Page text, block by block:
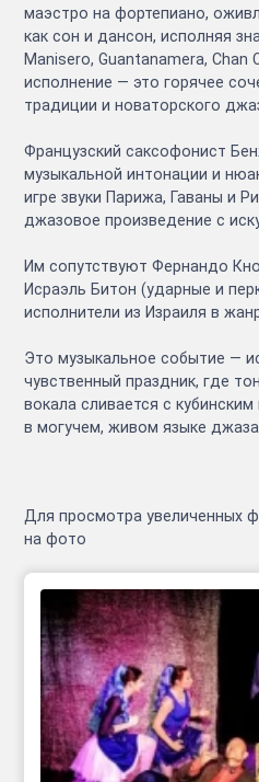
маэстро на фортепиано,
как сон и дансон, исполняя
Manisero, Guantanamera, Chan
исполнение — это горячее
традиции и новаторского
Французский саксофонист
музыкальной интонации и
игре звуки Парижа, Гаваны и
джазовое произведение с
Им сопутствуют Фернандо
Исраэль Битон (ударные и
исполнители из Израиля в
Это музыкальное событие —
чувственный праздник, где
вокала сливается с
в могучем, живом языке
Для просмотра увеличенных
на фото